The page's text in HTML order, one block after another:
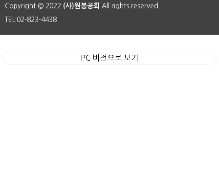
Copyright © 2022 (사)원봉공회 All rights reserved.
TEL:02-823-4438
PC 버전으로 보기